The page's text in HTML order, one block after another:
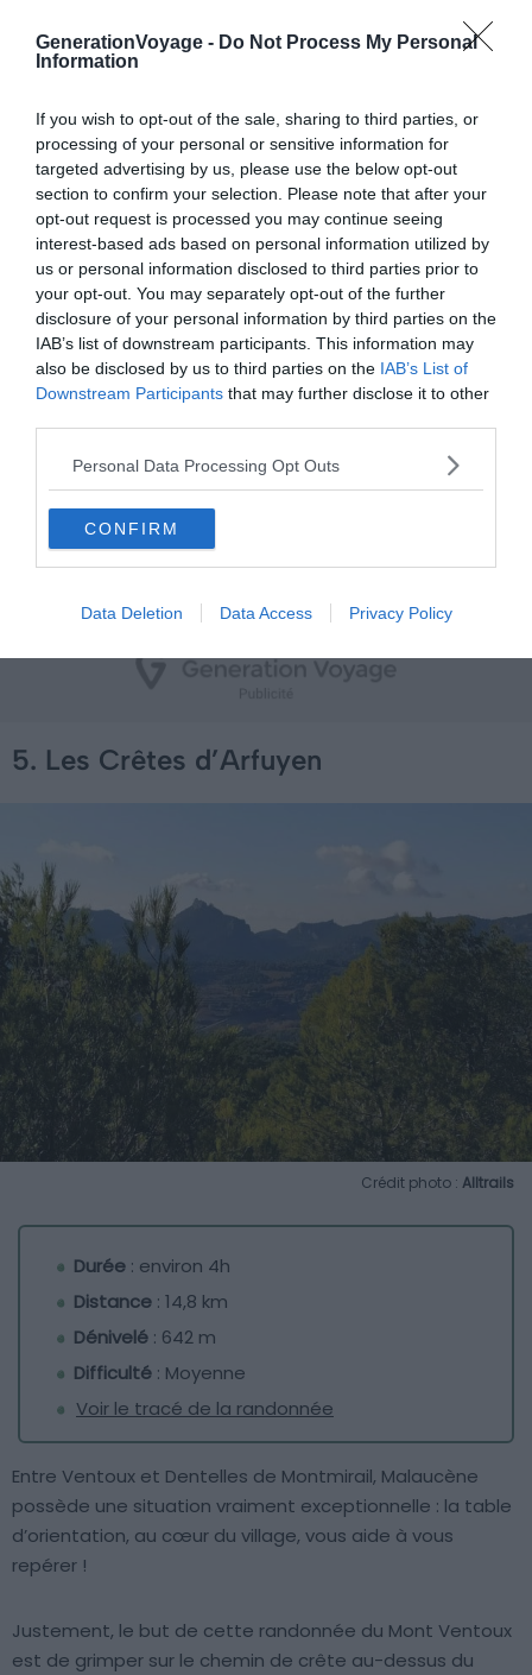
GenerationVoyage - Do Not Process My Personal
Information
If you wish to opt-out of the sale, sharing to third parties, or
processing of your personal or sensitive information for
targeted advertising by us, please use the below opt-out
section to confirm your selection. Please note that after your
opt-out request is processed you may continue seeing
interest-based ads based on personal information utilized by
us or personal information disclosed to third parties prior to
your opt-out. You may separately opt-out of the further
disclosure of your personal information by third parties on the
IAB’s list of downstream participants. This information may
also be disclosed by us to third parties on the IAB’s List of
Downstream Participants that may further disclose it to other
Personal Data Processing Opt Outs
CONFIRM
Data Deletion Data Access Privacy Policy
Durée: environ 3h
Distance
Dénivelé: 442 m
Difficulté: Moyenne
Voir le tracé de la randonnée
Après les crêtes, cette incontournable randonnée du
Mont Ventoux change de cadre et nous emmène au
fond des Gorges de la Nesque. Le départ se situe au
village de Monieux, au pied du Ventoux sur les plateaux
des monts de Vaucluse, pour un itinéraire en boucle très
intéressant, un peu sportif mais accessible.
Le très beau sentier chemine en surplomb des gorges
dans un premier temps, avant de descendre tout au
fond du canyon, via la chapelle Saint-Michel, puis
remonte au point de départ en passant par le lac de
5. Les Crêtes d’Arfuyen
Crédit photo : Alltrails
Durée : environ 4h
Distance : 14,8 km
Dénivelé : 642 m
Difficulté : Moyenne
Voir le tracé de la randonnée
Entre Ventoux et Dentelles de Montmirail, Malaucène
possède une situation vraiment exceptionnelle : la table
d’orientation, au cœur du village, vous aide à vous
repérer !
Justement, le but de cette randonnée du Mont Ventoux
est de grimper sur le chemin de crête au-dessus du